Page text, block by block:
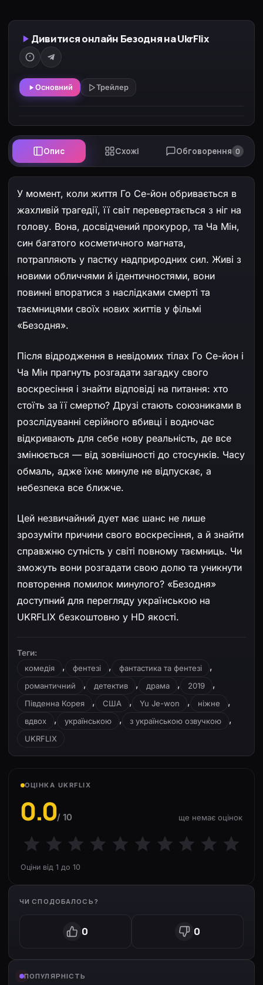
Дивитися онлайн Безодня на UkrFlix
Основний Трейлер
Опис Схожі Обговорення 0
У момент, коли життя Го Се-йон обривається в
жахливій трагедії, її світ перевертається з ніг на
голову. Вона, досвідчений прокурор, та Ча Мін,
син багатого косметичного магната,
потрапляють у пастку надприродних сил. Живі з
новими обличчями й ідентичностями, вони
повинні впоратися з наслідками смерті та
таємницями своїх нових життів у фільмі
«Безодня».
Після відродження в невідомих тілах Го Се-йон і
Ча Мін прагнуть розгадати загадку свого
воскресіння і знайти відповіді на питання: хто
стоїть за її смертю? Друзі стають союзниками в
розслідуванні серійного вбивці і водночас
відкривають для себе нову реальність, де все
змінюється — від зовнішності до стосунків. Часу
обмаль, адже їхнє минуле не відпускає, а
небезпека все ближче.
Цей незвичайний дует має шанс не лише
зрозуміти причини свого воскресіння, а й знайти
справжню сутність у світі повному таємниць. Чи
зможуть вони розгадати свою долю та уникнути
повторення помилок минулого? «Безодня»
доступний для перегляду українською на
UKRFLIX безкоштовно у HD якості.
Теги:
комедія
, фентезі , фантастика та фентезі ,
романтичний , детектив , драма , 2019 ,
Південна Корея , США , Yu Je-won , ніжне ,
вдвох , українською , з українською озвучкою ,
UKRFLIX
ОЦІНКА UKRFLIX
0.0/ 10 ще немає оцінок
Оціни від 1 до 10
ЧИ СПОДОБАЛОСЬ?
0 0
ПОПУЛЯРНІСТЬ